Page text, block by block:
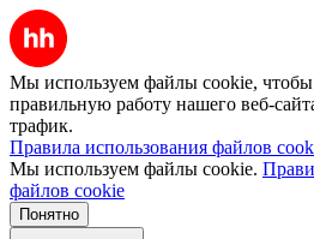
Мы используем файлы cookie, чтобы
правильную работу нашего веб-
трафик.
Правила использования файлов
Мы используем файлы cookie.
файлов cookie
Понятно